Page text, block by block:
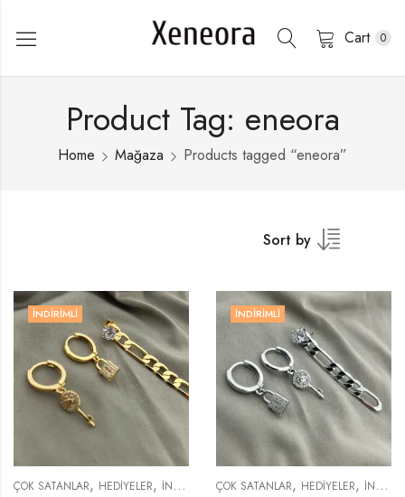
Cart 0
Product Tag: eneora
Home Mağaza Products tagged “eneora”
Sort by
İNDIRIMLI
ÇOK SATANLAR, HEDIYELER, İNDIRIMLI ÜRÜNLER ,KÜPELER,TREND ÜRÜNLER
İNDIRIMLI
ÇOK SATANLAR, HEDIYELER, İNDIRIMLI ÜRÜNLER